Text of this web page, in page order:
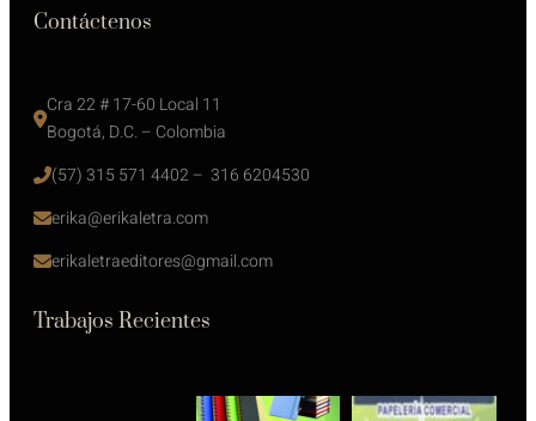
Contáctenos
Cra 22 # 17-60 Local 11
Bogotá, D.C. – Colombia
(57) 315 571 4402 –  316 6204530
erika@erikaletra.com
erikaletraeditores@gmail.com
Trabajos Recientes